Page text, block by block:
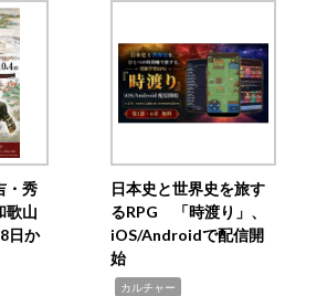
・秀
山
日か
日本史と世界史を旅す
るRPG 「時渡り」、
iOS/Androidで配信開
始
カルチャー